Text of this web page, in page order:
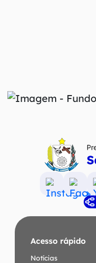
Acessar
Rede
Social
Instagram
Acesso rápido
Notícias